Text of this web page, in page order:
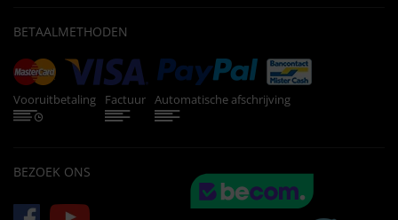
BETAALMETHODEN
Vooruitbetaling Factuur Automatische afschrijving
BEZOEK ONS